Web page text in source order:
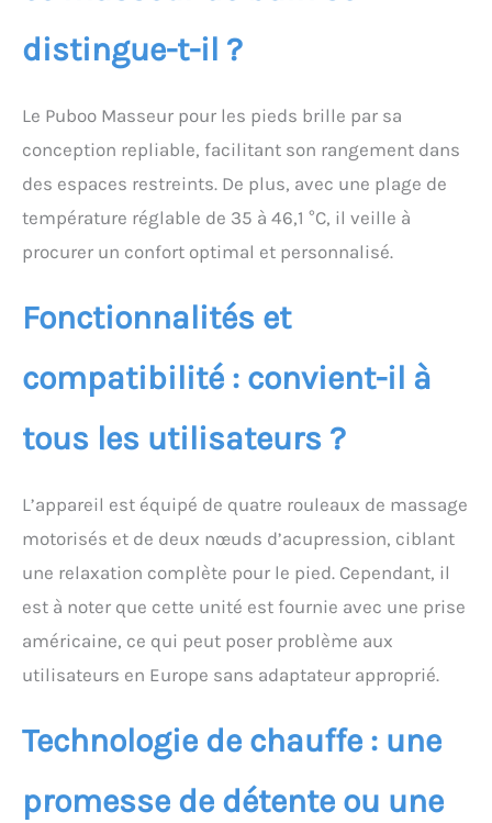
performance, nous vous
recommandons de
coton du filtre chaque
circulation de l'eau
fluide et éviter la
surchauffe
Soulagement du
massage profond : 16
cylindres de Tai Chi et 2
nœuds d'acupression
complet des tissus
profonds. Contrairement
agitent seulement l'eau,
intégré, gardant votre
eau de trempage plus
propre tout en offrant
une expérience
professionnelle
sans quitter votre salon
Fonctionnement
silencieux de la
température, le massage
effort à l'aide de la
télécommande.
distingue-t-il ?
Le Puboo Masseur pour les pieds brille par sa
conception repliable, facilitant son rangement dans
des espaces restreints. De plus, avec une plage de
température réglable de 35 à 46,1 °C, il veille à
procurer un confort optimal et personnalisé.
Fonctionnalités et
compatibilité : convient-il à
tous les utilisateurs ?
L’appareil est équipé de quatre rouleaux de massage
motorisés et de deux nœuds d’acupression, ciblant
une relaxation complète pour le pied. Cependant, il
est à noter que cette unité est fournie avec une prise
américaine, ce qui peut poser problème aux
utilisateurs en Europe sans adaptateur approprié.
Technologie de chauffe : une
promesse de détente ou une